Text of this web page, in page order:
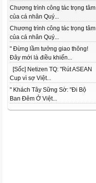
Chương trình công tác trọng tâm
của cá nhân Quý...
Chương trình công tác trọng tâm
của cá nhân Quý...
" Đừng lầm tưởng giao thông!
Đây mới là điều khiến...
[Sốc] Netizen TQ: "Rút ASEAN
Cup vì sợ Việt...
" Khách Tây Sững Sờ: "Đi Bộ
Ban Đêm Ở Việt...